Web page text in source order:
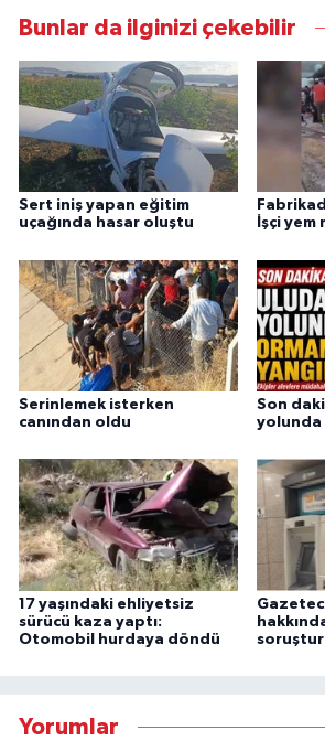
Bunlar da ilginizi çekebilir
Sert iniş yapan eğitim
uçağında hasar oluştu
İşçi yem
Serinlemek isterken
canından oldu
Son
yolunda
17 yaşındaki ehliyetsiz
sürücü kaza yaptı:
Otomobil hurdaya döndü
Yorumlar